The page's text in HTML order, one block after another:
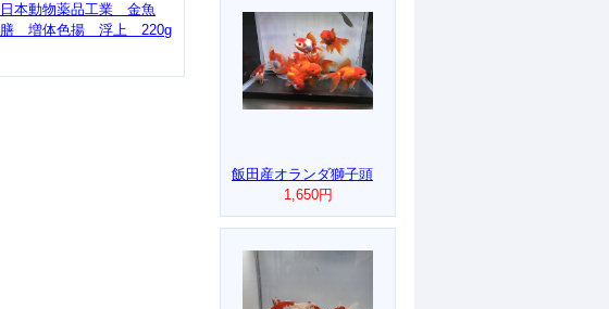
日本動物薬品工業 金魚
膳 増体色揚 浮上 220g
飯田産オランダ獅子頭
1,650円